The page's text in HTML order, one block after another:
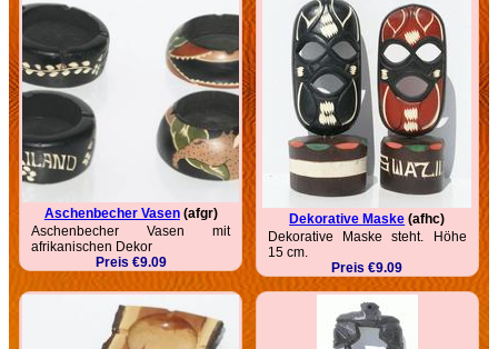
Aschenbecher Vasen(afgr)
Aschenbecher Vasen mit
afrikanischen Dekor
Preis €9.09
Dekorative Maske (afhc)
Dekorative Maske steht. Höhe
15 cm.
Preis €9.09